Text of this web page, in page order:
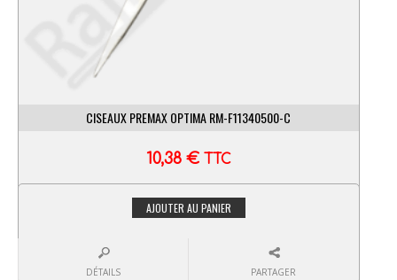
CISEAUX PREMAX OPTIMA RM-F11340500-C
10,38 € TTC
AJOUTER AU PANIER
DÉTAILS PARTAGER